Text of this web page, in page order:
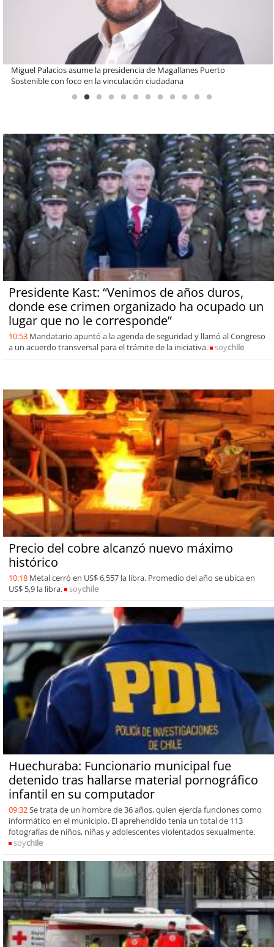
Estudiantes de la UCN desarrollan tecnología para modernizar la
operación de Ultraport Coquimbo
Presidente Kast: “Venimos de años duros,
donde ese crimen organizado ha ocupado un
lugar que no le corresponde”
10:53 Mandatario apuntó a la agenda de seguridad y llamó al Congreso
a un acuerdo transversal para el trámite de la iniciativa.
soychile
Precio del cobre alcanzó nuevo máximo
histórico
10:18 Metal cerró en US$ 6,557 la libra. Promedio del año se ubica en
US$ 5,9 la libra.
soychile
Huechuraba: Funcionario municipal fue
detenido tras hallarse material pornográfico
infantil en su computador
09:32Se trata de un hombre de 36 años, quien ejercía funciones como
informático en el municipio. El aprehendido tenía un total de 113
fotografías de niños, niñas y adolescentes violentados sexualmente.
soychile